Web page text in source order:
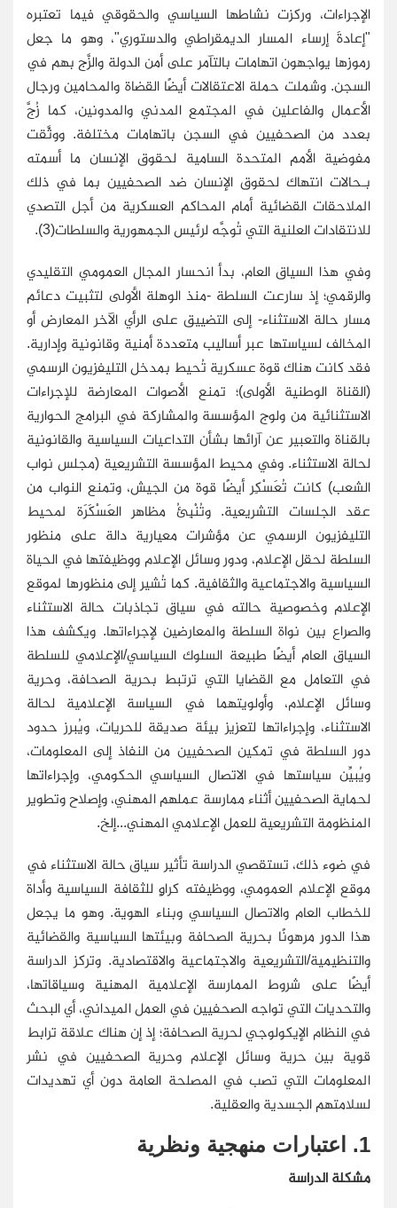
الإجراءات، وركزت نشاطها السياسي والحقوقي فيما تعتبره
"إعادةَ إرساء المسار الديمقراطي والدستوري"، وهو ما جعل
رموزها يواجهون اتهامات بالتآمر على أمن الدولة والزَّج بهم في
السجن. وشملت حملة الاعتقالات أيضًا القضاة والمحامين ورجال
الأعمال والفاعلين في المجتمع المدني والمدونين، كما زُجَّ
بعدد من الصحفيين في السجن باتهامات مختلفة. ووثَّقت
مفوضية الأمم المتحدة السامية لحقوق الإنسان ما أسمته
بـحالات انتهاك لحقوق الإنسان ضد الصحفيين بما في ذلك
الملاحقات القضائية أمام المحاكم العسكرية من أجل التصدي
للانتقادات العلنية التي تُوجَّه لرئيس الجمهورية والسلطات(3).
وفي هذا السياق العام، بدأ انحسار المجال العمومي التقليدي
والرقمي؛ إذ سارعت السلطة -منذ الوهلة الأولى لتثبيت دعائم
مسار حالة الاستثناء- إلى التضييق على الرأي الآخر المعارض أو
المخالف لسياستها عبر أساليب متعددة أمنية وقانونية وإدارية.
فقد كانت هناك قوة عسكرية تُحيط بمدخل التليفزيون الرسمي
(القناة الوطنية الأولى)؛ تمنع الأصوات المعارضة للإجراءات
الاستثنائية من ولوج المؤسسة والمشاركة في البرامج الحوارية
بالقناة والتعبير عن آرائها بشأن التداعيات السياسية والقانونية
لحالة الاستثناء. وفي محيط المؤسسة التشريعية (مجلس نواب
الشعب) كانت تُعَسْكِر أيضًا قوة من الجيش، وتمنع النواب من
عقد الجلسات التشريعية. وتُنْبِئُ مظاهر العَسْكَرَة لمحيط
التليفزيون الرسمي عن مؤشرات معيارية دالة على منظور
السلطة لحقل الإعلام، ودور وسائل الإعلام ووظيفتها في الحياة
السياسية والاجتماعية والثقافية. كما تُشير إلى منظورها لموقع
الإعلام وخصوصية حالته في سياق تجاذبات حالة الاستثناء
والصراع بين نواة السلطة والمعارضين لإجراءاتها. ويكشف هذا
السياق العام أيضًا طبيعة السلوك السياسي/الإعلامي للسلطة
في التعامل مع القضايا التي ترتبط بحرية الصحافة، وحرية
وسائل الإعلام، وأولويتهما في السياسة الإعلامية لحالة
الاستثناء، وإجراءاتها لتعزيز بيئة صديقة للحريات، ويُبرز حدود
دور السلطة في تمكين الصحفيين من النفاذ إلى المعلومات،
ويُبيِّن سياستها في الاتصال السياسي الحكومي، وإجراءاتها
لحماية الصحفيين أثناء ممارسة عملهم المهني، وإصلاح وتطوير
المنظومة التشريعية للعمل الإعلامي المهني...إلخ.
في ضوء ذلك، تستقصي الدراسة تأثير سياق حالة الاستثناء في
موقع الإعلام العمومي، ووظيفته كراوٍ للثقافة السياسية وأداة
للخطاب العام والاتصال السياسي وبناء الهوية. وهو ما يجعل
هذا الدور مرهونًا بحرية الصحافة وبيئتها السياسية والقضائية
والتنظيمية/التشريعية والاجتماعية والاقتصادية. وتركز الدراسة
أيضًا على شروط الممارسة الإعلامية المهنية وسياقاتها،
والتحديات التي تواجه الصحفيين في العمل الميداني، أي البحث
في النظام الإيكولوجي لحرية الصحافة؛ إذ إن هناك علاقة ترابط
قوية بين حرية وسائل الإعلام وحرية الصحفيين في نشر
المعلومات التي تصب في المصلحة العامة دون أي تهديدات
لسلامتهم الجسدية والعقلية.
1. اعتبارات منهجية ونظرية
مشكلة الدراسة